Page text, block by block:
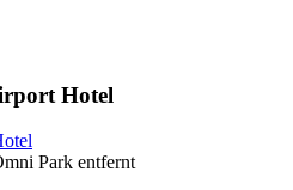
Hotel
Park entfernt